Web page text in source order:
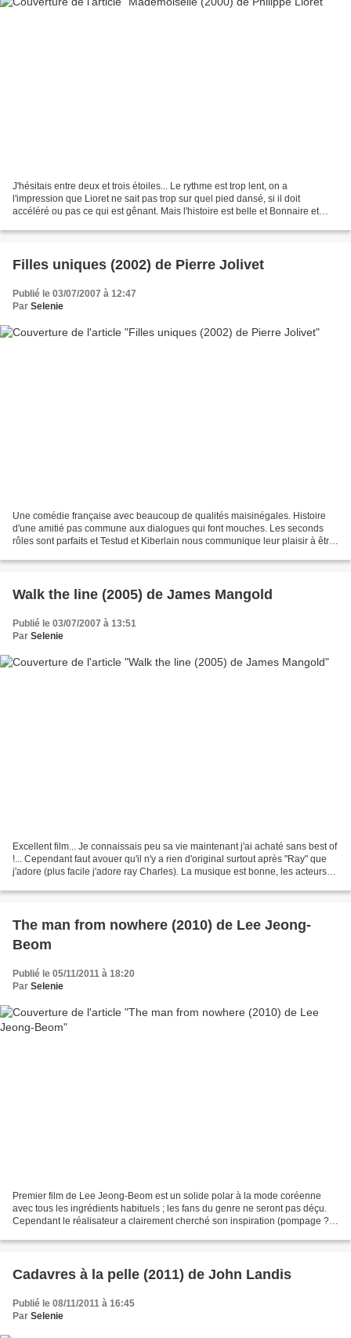
J'hésitais entre deux et trois étoiles... Le rythme est trop lent, on a
l'impression que Lioret ne sait pas trop sur quel pied dansé, si il doit
accéléré ou pas ce qui est gênant. Mais l'histoire est belle et Bonnaire et
Filles uniques (2002) de Pierre Jolivet
Publié le 03/07/2007 à 12:47
Par Selenie
Une comédie française avec beaucoup de qualités maisinégales. Histoire
d'une amitié pas commune aux dialogues qui font mouches. Les seconds
rôles sont parfaits et Testud et Kiberlain nous communique leur plaisir à être
Walk the line (2005) de James Mangold
Publié le 03/07/2007 à 13:51
Par Selenie
Excellent film... Je connaissais peu sa vie maintenant j'ai achaté sans best of
!... Cependant faut avouer qu'il n'y a rien d'original surtout après "Ray" que
j'adore (plus facile j'adore ray Charles). La musique est bonne, les acteurs
The man from nowhere (2010) de Lee Jeong-
Beom
Publié le 05/11/2011 à 18:20
Par Selenie
Premier film de Lee Jeong-Beom est un solide polar à la mode coréenne
avec tous les ingrédients habituels ; les fans du genre ne seront pas déçu.
Cependant le réalisateur a clairement cherché son inspiration (pompage ?!)
Cadavres à la pelle (2011) de John Landis
Publié le 08/11/2011 à 16:45
Par Selenie